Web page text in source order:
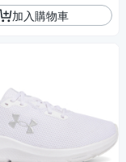
加入購物車